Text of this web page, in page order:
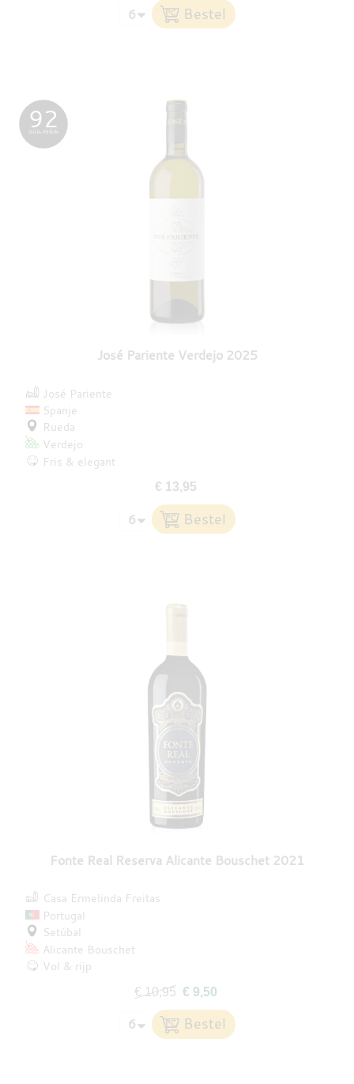
José Pariente Verdejo 2025
92
GUÍA PEÑIN
José Pariente
Spanje
Rueda
Verdejo
Fris & elegant
€ 13,95
Fonte Real Reserva Alicante Bouschet 2021
Casa Ermelinda Freitas
Portugal
Setúbal
Alicante Bouschet
Vol & rijp
€ 10,95 € 9,50